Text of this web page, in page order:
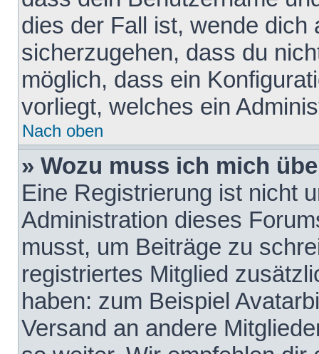
dies der Fall ist, wende dich
sicherzugehen, dass du
möglich, dass ein
vorliegt, welches ein
Nach oben
» Wozu muss ich mich
Eine Registrierung ist nicht
Administration dieses
musst, um Beiträge zu
registriertes Mitglied
haben: zum Beispiel
Versand an andere